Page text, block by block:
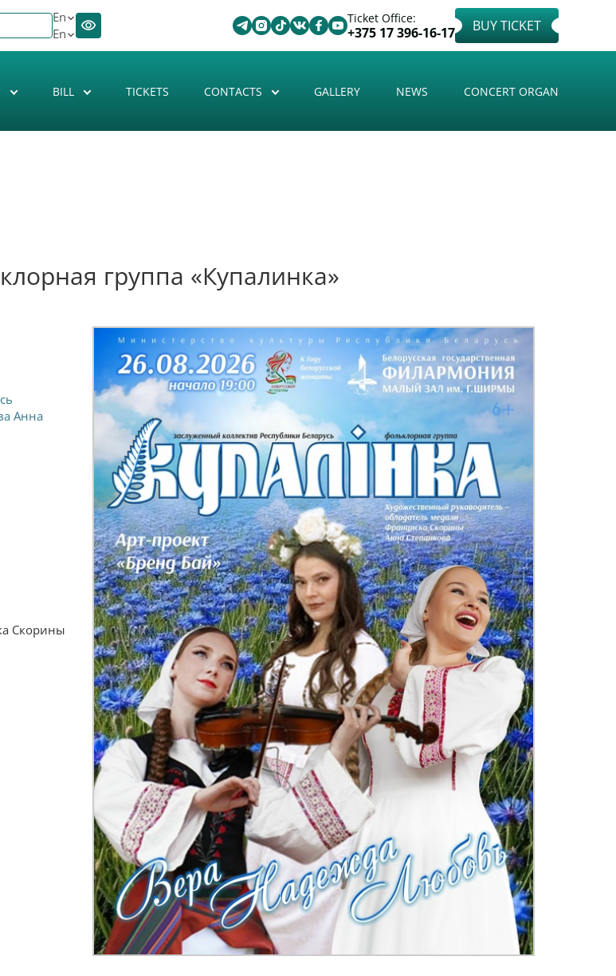
Ticket Office:
+375 17 396-16-17 BUY TICKET
En
En
BILL TICKETS CONTACTS GALLERY NEWS CONCERT ORGAN
группа «Купалинка»
Анна
Скорины